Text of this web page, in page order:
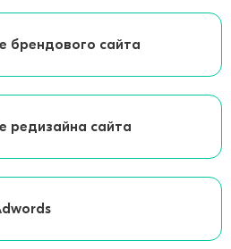
брендового сайта
редизайна сайта